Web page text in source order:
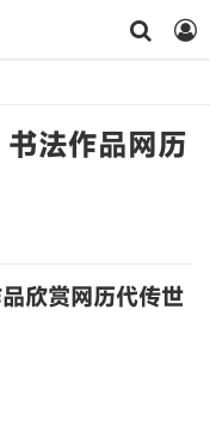
法作品网历
欣赏网历代传世